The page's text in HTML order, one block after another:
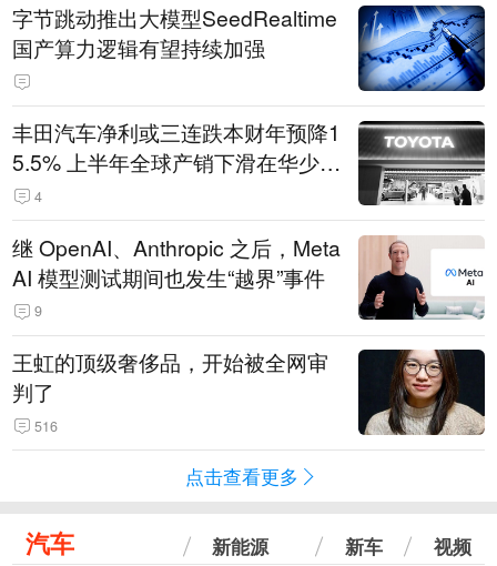
字节跳动推出大模型SeedRealtime
国产算力逻辑有望持续加强
丰田汽车净利或三连跌本财年预降1
5.5% 上半年全球产销下滑在华少卖
14.3万辆
4
继 OpenAI、Anthropic 之后，Meta
AI 模型测试期间也发生“越界”事件
9
王虹的顶级奢侈品，开始被全网审
判了
516
点击查看更多
汽车 新能源 新车 视频